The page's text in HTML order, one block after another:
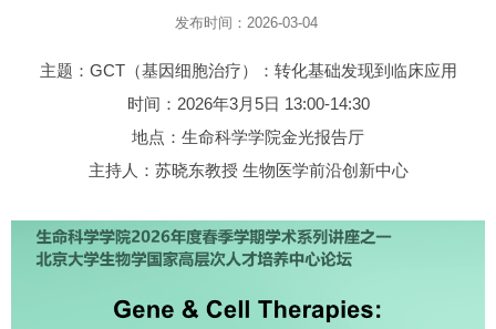
发布时间：2026-03-04
主题：GCT（基因细胞治疗）：转化基础发现到临床应用
时间：2026年3月5日 13:00-14:30
地点：生命科学学院金光报告厅
主持人：苏晓东教授 生物医学前沿创新中心